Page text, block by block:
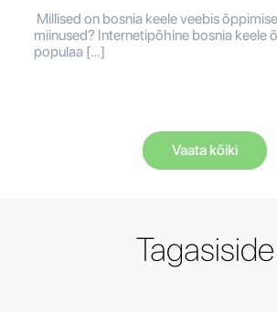
Millised on bosnia keele veebis
miinused? Internetipõhine bosnia keele
populaa […]
Vaata kõiki
Tagasiside